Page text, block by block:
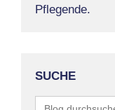
Pflegende.
SUCHE